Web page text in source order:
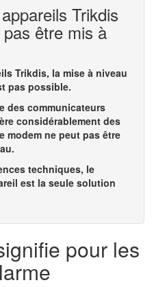
Trikdis
être mis à
Trikdis, la mise à niveau
pas possible.
des communicateurs
considérablement des
modem ne peut pas être
techniques, le
est la seule solution
pour les